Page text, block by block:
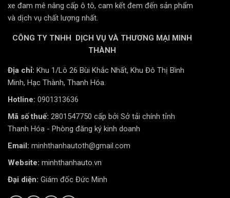
xe đam mê nâng cấp ô tô, cam kết đem đến sản phẩm
và dịch vụ chất lượng nhất.
CÔNG TY TNHH DỊCH VỤ VÀ THƯƠNG MẠI MINH
THÀNH
Địa chỉ: Khu 1/Lô 26 Bùi Khắc Nhất, Khu Đô Thị Bình
Minh, Hạc Thành, Thanh Hóa.
Hotline: 0901313636
Mã số thuế: 2801547750 cấp bởi Sở tải chính tỉnh
Thanh Hóa - Phòng đăng ký kinh doanh
Email: minhthanhautoth@gmail.com
Website: minhthanhauto.vn
Đại diện: Giám đốc Đức Minh